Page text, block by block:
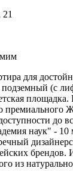
для
(с
премиального
до
наук" -
из